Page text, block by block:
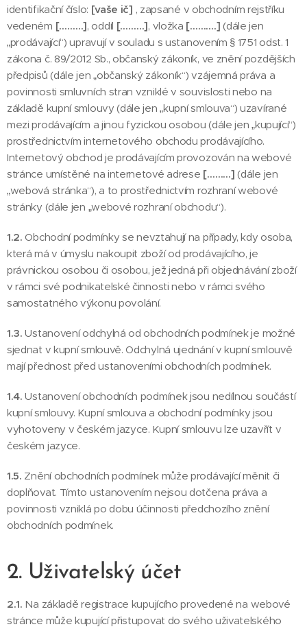
identifikační číslo: [vaše ič] , zapsané v obchodním rejstříku
vedeném [………], oddíl [………], vložka [……….] (dále jen
„prodávající“) upravují v souladu s ustanovením § 1751 odst. 1
zákona č. 89/2012 Sb., občanský zákoník, ve znění pozdějších
předpisů (dále jen „občanský zákoník“) vzájemná práva a
povinnosti smluvních stran vzniklé v souvislosti nebo na
základě kupní smlouvy (dále jen „kupní smlouva“) uzavírané
mezi prodávajícím a jinou fyzickou osobou (dále jen „kupující“)
prostřednictvím internetového obchodu prodávajícího.
Internetový obchod je prodávajícím provozován na webové
stránce umístěné na internetové adrese [………] (dále jen
„webová stránka“), a to prostřednictvím rozhraní webové
stránky (dále jen „webové rozhraní obchodu“).
1.2. Obchodní podmínky se nevztahují na případy, kdy osoba,
která má v úmyslu nakoupit zboží od prodávajícího, je
právnickou osobou či osobou, jež jedná při objednávání zboží
v rámci své podnikatelské činnosti nebo v rámci svého
samostatného výkonu povolání.
1.3.Ustanovení odchylná od obchodních podmínek je možné
sjednat v kupní smlouvě. Odchylná ujednání v kupní smlouvě
mají přednost před ustanoveními obchodních podmínek.
1.4.Ustanovení obchodních podmínek jsou nedílnou součástí
kupní smlouvy. Kupní smlouva a obchodní podmínky jsou
vyhotoveny v českém jazyce. Kupní smlouvu lze uzavřít v
českém jazyce.
1.5. Znění obchodních podmínek může prodávající měnit či
doplňovat. Tímto ustanovením nejsou dotčena práva a
povinnosti vzniklá po dobu účinnosti předchozího znění
obchodních podmínek.
2. Uživatelský účet
2.1. Na základě registrace kupujícího provedené na webové
stránce může kupující přistupovat do svého uživatelského